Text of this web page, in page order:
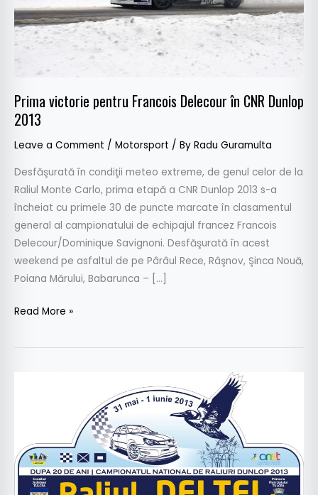
Prima victorie pentru Francois Delecour în CNR Dunlop
2013
Leave a Comment / Motorsport / By Radu Guramulta
Desfăşurată în condiţii meteo extreme, de genul celor de la
Raliul Monte Carlo, prima etapă a CNR Dunlop 2013 s-a
încheiat cu primele 30 de puncte marcate în clasamentul
general al campionatului de echipajul francez Francois
Delecour/Dominique Savignoni. Desfăşurată în acest
weekend pe asfaltul de pe Pârâul Rece, Râşnov, Şinca Nouă,
Poiana Mărului, Babarunca – […]
Dunlop
2013
Read More »
Raliul
Deltei
revine